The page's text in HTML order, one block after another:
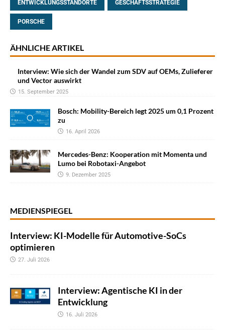
ENTWICKLUNGSSTANDORTE GESCHÄFTSSTRATEGIE
PORSCHE
ÄHNLICHE ARTIKEL
Interview: Wie sich der Wandel zum SDV auf OEMs, Zulieferer
und Vector auswirkt
15. September 2025
Bosch: Mobility-Bereich legt 2025 um 0,1 Prozent
zu
16. April 2026
Mercedes-Benz: Kooperation mit Momenta und
Lumo bei Robotaxi-Angebot
9. Dezember 2025
MEDIENSPIEGEL
Interview: KI-Modelle für Automotive-SoCs
optimieren
27. Juli 2026
Interview: Agentische KI in der
Entwicklung
16. Juli 2026